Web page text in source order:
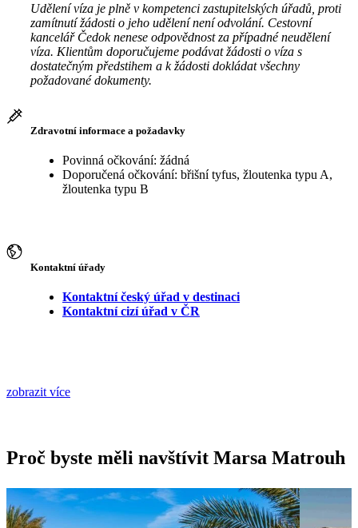
Udělení víza je plně v kompetenci zastupitelských úřadů, proti
zamítnutí žádosti o jeho udělení není odvolání. Cestovní
kancelář Čedok nenese odpovědnost za případné neudělení
víza. Klientům doporučujeme podávat žádosti o víza s
dostatečným předstihem a k žádosti dokládat všechny
požadované dokumenty.
Zdravotní informace a požadavky
Povinná očkování: žádná
Doporučená očkování: břišní tyfus, žloutenka typu A,
žloutenka typu B
Kontaktní úřady
Kontaktní český úřad v destinaci
Kontaktní cizí úřad v ČR
zobrazit více
Proč byste měli navštívit Marsa Matrouh